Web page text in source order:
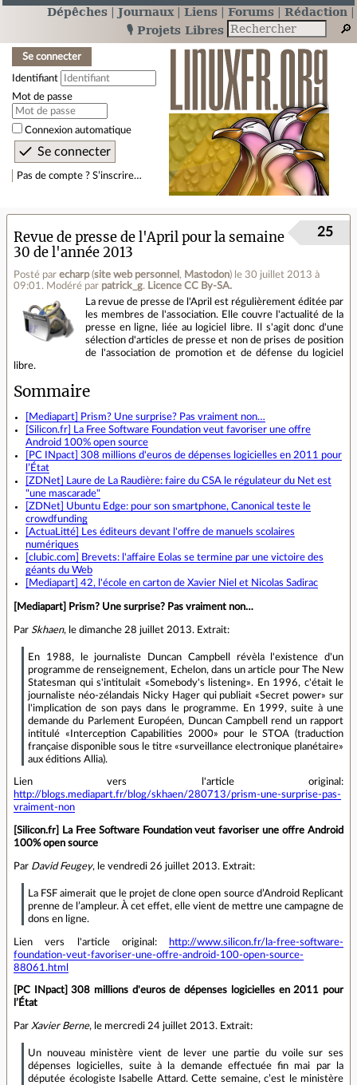
Dépêches Journaux Liens Forums
Rédaction
🎙️ Projets Libres
Se connecter
Identifiant
Mot de passe
Connexion automatique
Pas de compte ? S’inscrire…
Revue de presse de l'April pour la semaine
30 de l'année 2013
Posté par echarp(site web personnel , Mastodon) le 30 juillet 2013 à
09:01 . Modéré par patrick_g. Licence CC By‑SA.
25
La revue de presse de l'April est régulièrement éditée par
les membres de l'association. Elle couvre l'actualité de la
presse en ligne, liée au logiciel libre. Il s'agit donc d'une
sélection d'articles de presse et non de prises de position
de l'association de promotion et de défense du logiciel
libre.
Sommaire
[Mediapart] Prism? Une surprise? Pas vraiment non…
[Silicon.fr] La Free Software Foundation veut favoriser une offre
Android 100% open source
[PC INpact] 308 millions d'euros de dépenses logicielles en 2011 pour
l’État
[ZDNet] Laure de La Raudière: faire du CSA le régulateur du Net est
"une mascarade"
[ZDNet] Ubuntu Edge: pour son smartphone, Canonical teste le
crowdfunding
[ActuaLitté] Les éditeurs devant l'offre de manuels scolaires
numériques
[clubic.com] Brevets: l'affaire Eolas se termine par une victoire des
géants du Web
[Mediapart] 42, l'école en carton de Xavier Niel et Nicolas Sadirac
[Mediapart] Prism? Une surprise? Pas vraiment non…
Par Skhaen, le dimanche 28 juillet 2013. Extrait:
En 1988, le journaliste Duncan Campbell révèla l'existence d'un
programme de renseignement, Echelon, dans un article pour The New
Statesman qui s'intitulait «Somebody's listening». En 1996, c'était le
journaliste néo-zélandais Nicky Hager qui publiait «Secret power» sur
l'implication de son pays dans le programme. En 1999, suite à une
demande du Parlement Européen, Duncan Campbell rend un rapport
intitulé «Interception Capabilities 2000» pour le STOA (traduction
française disponible sous le titre «surveillance electronique planétaire»
aux éditions Allia).
Lien vers l'article original:
http://blogs.mediapart.fr/blog/skhaen/280713/prism-une-surprise-pas-
vraiment-non
[Silicon.fr] La Free Software Foundation veut favoriser une offre Android
100% open source
Par David Feugey, le vendredi 26 juillet 2013. Extrait:
La FSF aimerait que le projet de clone open source d’Android Replicant
prenne de l’ampleur. À cet effet, elle vient de mettre une campagne de
dons en ligne.
Lien vers l'article original:
http://www.silicon.fr/la-free-software-
foundation-veut-favoriser-une-offre-android-100-open-source-
88061.html
[PC INpact] 308 millions d'euros de dépenses logicielles en 2011 pour
l’État
Par Xavier Berne, le mercredi 24 juillet 2013. Extrait:
Un nouveau ministère vient de lever une partie du voile sur ses
dépenses logicielles, suite à la demande effectuée fin mai par la
députée écologiste Isabelle Attard. Cette semaine, c’est le ministère